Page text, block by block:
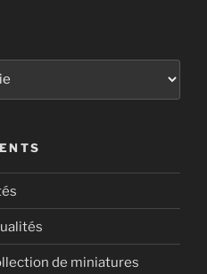
de miniatures